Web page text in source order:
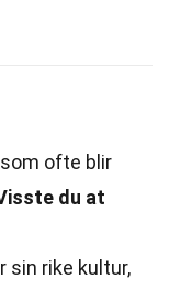
ofte blir
du at
sin rike kultur,